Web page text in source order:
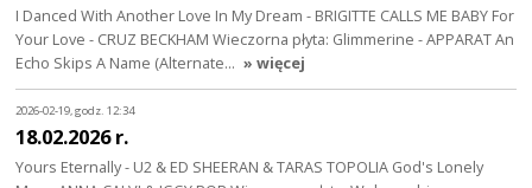
I Danced With Another Love In My Dream - BRIGITTE CALLS ME BABY For
Your Love - CRUZ BECKHAM Wieczorna płyta: Glimmerine - APPARAT An
Echo Skips A Name (Alternate… » więcej
2026-02-19, godz. 12:34
18.02.2026 r.
Yours Eternally - U2 & ED SHEERAN & TARAS TOPOLIA God's Lonely